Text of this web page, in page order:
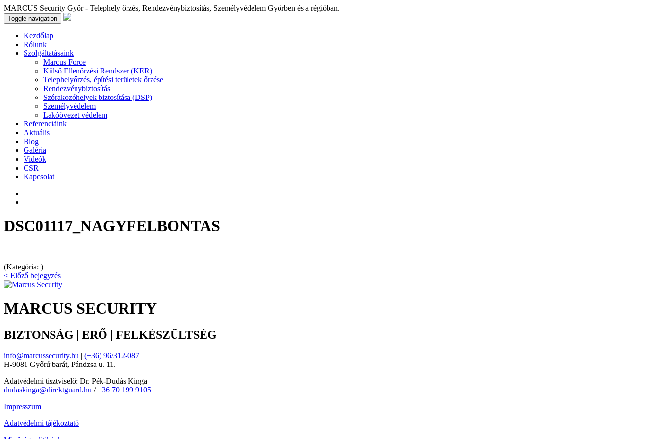
MARCUS Security Győr - Telephely őrzés, Rendezvénybiztosítás, Személyvédelem Győrben és a régióban.
Toggle navigation
Kezdőlap
Rólunk
Szolgáltatásaink
Marcus Force
Külső Ellenőrzési Rendszer (KER)
Telephelyőrzés, építési területek őrzése
Rendezvénybiztosítás
Szórakozóhelyek biztosítása (DSP)
Személyvédelem
Lakóövezet védelem
Referenciáink
Aktuális
Blog
Galéria
Videók
CSR
Kapcsolat
DSC01117_NAGYFELBONTAS
(Kategória: )
< Előző bejegyzés
MARCUS SECURITY
BIZTONSÁG | ERŐ | FELKÉSZÜLTSÉG
info@marcussecurity.hu | (+36) 96/312-087
H-9081 Győrújbarát, Pándzsa u. 11.
Adatvédelmi tisztviselő: Dr. Pék-Dudás Kinga
dudaskinga@direktguard.hu /+36 70 199 9105
Impresszum
Adatvédelmi tájékoztató